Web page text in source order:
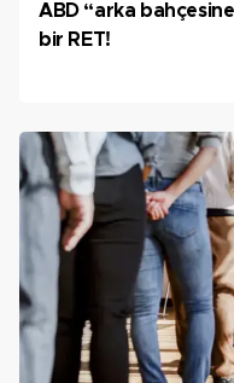
ABD “arka
bir RET!